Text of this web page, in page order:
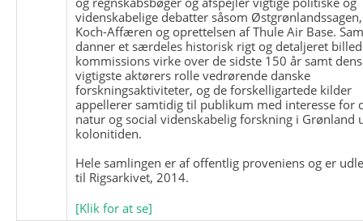
videnskabelige debatter såsom
Koch-Affæren og oprettelsen af Thule Air Base.
danner et særdeles historisk rigt og detaljeret
kommissions virke over de sidste 150 år samt dens
vigtigste aktørers rolle vedrørende danske
forskningsaktiviteter, og de forskelligartede kilder
appellerer samtidig til publikum med interesse for
natur og social videnskabelig forskning i Grønland
kolonitiden.
Hele samlingen er af offentlig proveniens og er
til Rigsarkivet, 2014.
[Klik for at se]